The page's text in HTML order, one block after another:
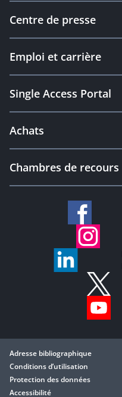
Centre de presse
Emploi et carrière
Single Access Portal
Achats
Chambres de recours
Adresse bibliographique
Conditions d’utilisation
Protection des données
Accessibilité